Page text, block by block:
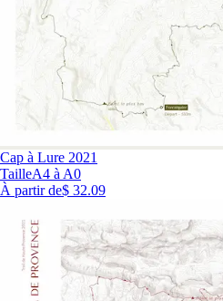
Cap à Lure 2021
TailleA4 à A0
À partir de$ 32.09